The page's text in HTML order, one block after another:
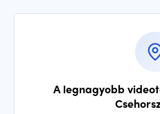
A legnagyobb